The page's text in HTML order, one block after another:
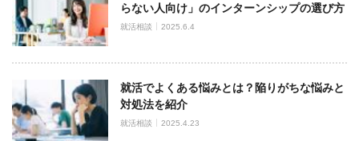
らない人向け」のインターンシップの選び方
就活相談 2025.6.4
就活でよくある悩みとは？陥りがちな悩みと
対処法を紹介
就活相談 2025.4.23